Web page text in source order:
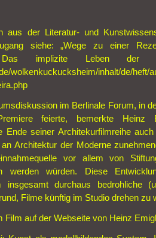
aus der Literatur- und
siehe: „Wege zu einer
Das implizite Leben der
wolkenkuckucksheim/inhalt/de/heft/
im Berlinale Forum, in
feierte, bemerkte Heinz
Ende seiner Architekurfilmreihe
Architektur der Moderne
vor allem von
werden würden. Diese
insgesamt durchaus bedrohliche
Filme künftig im Studio drehen
Film auf der Webseite von Heinz